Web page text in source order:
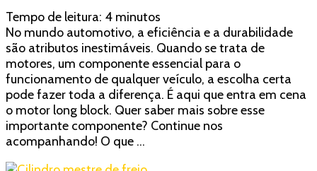
long
block:
Guia
completo
e
detalhado!
Tempo de leitura: 4 minutos
No mundo automotivo, a eficiência e a durabilidade
são atributos inestimáveis. Quando se trata de
motores, um componente essencial para o
funcionamento de qualquer veículo, a escolha certa
pode fazer toda a diferença. É aqui que entra em cena
o motor long block. Quer saber mais sobre esse
importante componente? Continue nos
acompanhando! O que …